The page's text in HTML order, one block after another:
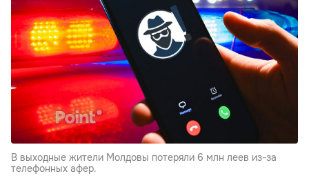
В выходные жители Молдовы потеряли 6 млн леев из-за
телефонных афер.